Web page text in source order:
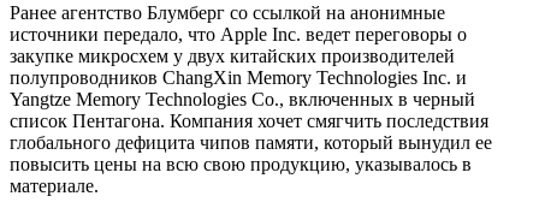
Ранее агентство Блумберг со ссылкой на анонимные
источники передало, что Apple Inc. ведет переговоры о
закупке микросхем у двух китайских производителей
полупроводников ChangXin Memory Technologies Inc. и
Yangtze Memory Technologies Co., включенных в черный
список Пентагона. Компания хочет смягчить последствия
глобального дефицита чипов памяти, который вынудил ее
повысить цены на всю свою продукцию, указывалось в
материале.